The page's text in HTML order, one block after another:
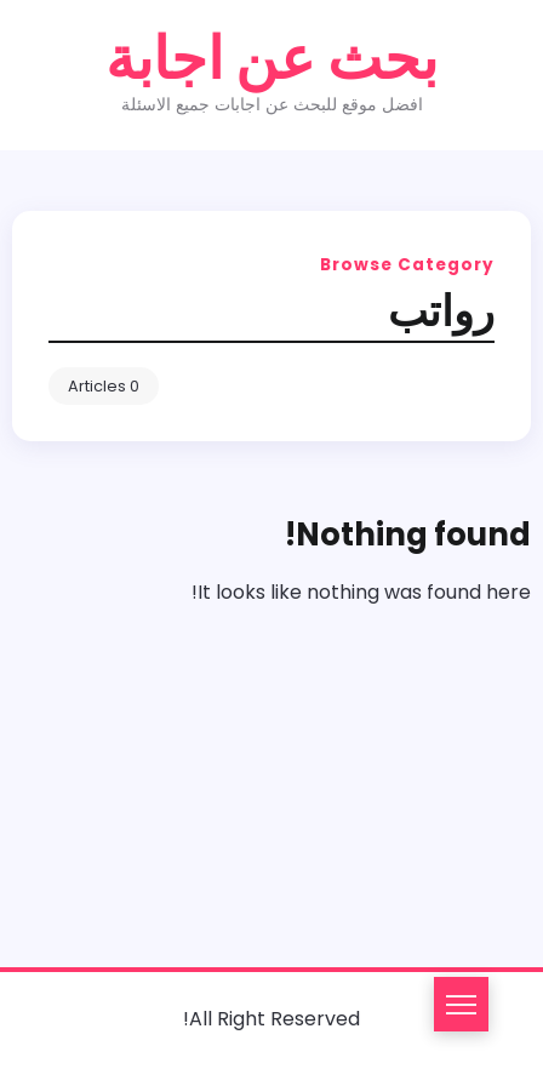
بحث عن اجابة
افضل موقع للبحث عن اجابات جميع الاسئلة
Browse Category
رواتب
0 Articles
Nothing found!
It looks like nothing was found here!
All Right Reserved!